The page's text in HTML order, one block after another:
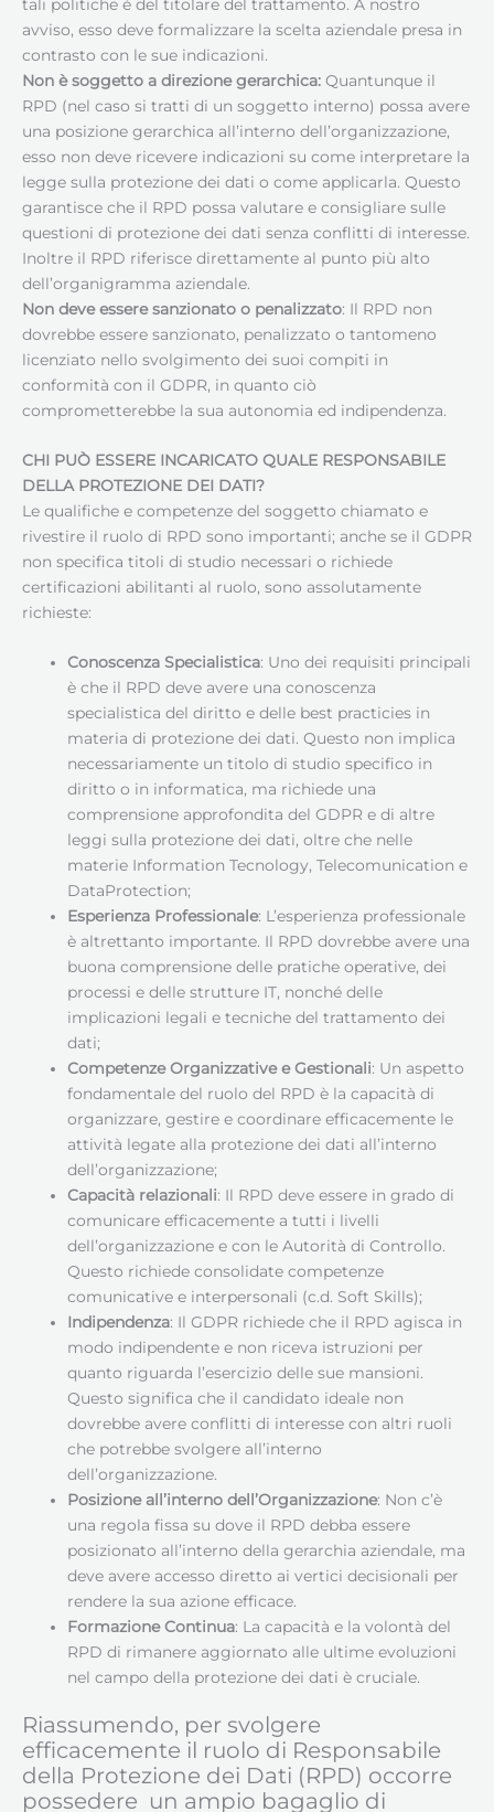
tali politiche è del titolare del trattamento. A nostro
avviso, esso deve formalizzare la scelta aziendale presa in
contrasto con le sue indicazioni.
Non è soggetto a direzione gerarchica: Quantunque il
RPD (nel caso si tratti di un soggetto interno) possa avere
una posizione gerarchica all’interno dell’organizzazione,
esso non deve ricevere indicazioni su come interpretare la
legge sulla protezione dei dati o come applicarla. Questo
garantisce che il RPD possa valutare e consigliare sulle
questioni di protezione dei dati senza conflitti di interesse.
Inoltre il RPD riferisce direttamente al punto più alto
dell’organigramma aziendale.
Non deve essere sanzionato o penalizzato: Il RPD non
dovrebbe essere sanzionato, penalizzato o tantomeno
licenziato nello svolgimento dei suoi compiti in
conformità con il GDPR, in quanto ciò
comprometterebbe la sua autonomia ed indipendenza.
CHI PUÒ ESSERE INCARICATO QUALE RESPONSABILE
DELLA PROTEZIONE DEI DATI?
Le qualifiche e competenze del soggetto chiamato e
rivestire il ruolo di RPD sono importanti; anche se il GDPR
non specifica titoli di studio necessari o richiede
certificazioni abilitanti al ruolo, sono assolutamente
richieste:
Conoscenza Specialistica: Uno dei requisiti principali
è che il RPD deve avere una conoscenza
specialistica del diritto e delle best practicies in
materia di protezione dei dati. Questo non implica
necessariamente un titolo di studio specifico in
diritto o in informatica, ma richiede una
comprensione approfondita del GDPR e di altre
leggi sulla protezione dei dati, oltre che nelle
materie Information Tecnology, Telecomunication e
DataProtection;
Esperienza Professionale: L’esperienza professionale
è altrettanto importante. Il RPD dovrebbe avere una
buona comprensione delle pratiche operative, dei
processi e delle strutture IT, nonché delle
implicazioni legali e tecniche del trattamento dei
dati;
Competenze Organizzative e Gestionali: Un aspetto
fondamentale del ruolo del RPD è la capacità di
organizzare, gestire e coordinare efficacemente le
attività legate alla protezione dei dati all’interno
dell’organizzazione;
Capacità relazionali: Il RPD deve essere in grado di
comunicare efficacemente a tutti i livelli
dell’organizzazione e con le Autorità di Controllo.
Questo richiede consolidate competenze
comunicative e interpersonali (c.d. Soft Skills);
Indipendenza: Il GDPR richiede che il RPD agisca in
modo indipendente e non riceva istruzioni per
quanto riguarda l’esercizio delle sue mansioni.
Questo significa che il candidato ideale non
dovrebbe avere conflitti di interesse con altri ruoli
che potrebbe svolgere all’interno
dell’organizzazione.
Posizione all’interno dell’Organizzazione: Non c’è
una regola fissa su dove il RPD debba essere
posizionato all’interno della gerarchia aziendale, ma
deve avere accesso diretto ai vertici decisionali per
rendere la sua azione efficace.
Formazione Continua: La capacità e la volontà del
RPD di rimanere aggiornato alle ultime evoluzioni
nel campo della protezione dei dati è cruciale.
Riassumendo, per svolgere
efficacemente il ruolo di Responsabile
della Protezione dei Dati (RPD) occorre
possedere un ampio bagaglio di